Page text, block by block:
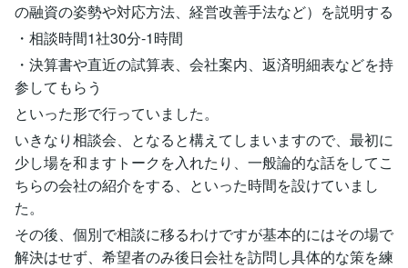
の融資の姿勢や対応方法、経営改善手法など）を説明する
・相談時間1社30分‐1時間
・決算書や直近の試算表、会社案内、返済明細表などを持
参してもらう
といった形で行っていました。
いきなり相談会、となると構えてしまいますので、最初に
少し場を和ますトークを入れたり、一般論的な話をしてこ
ちらの会社の紹介をする、といった時間を設けていまし
た。
その後、個別で相談に移るわけですが基本的にはその場で
解決はせず、希望者のみ後日会社を訪問し具体的な策を練